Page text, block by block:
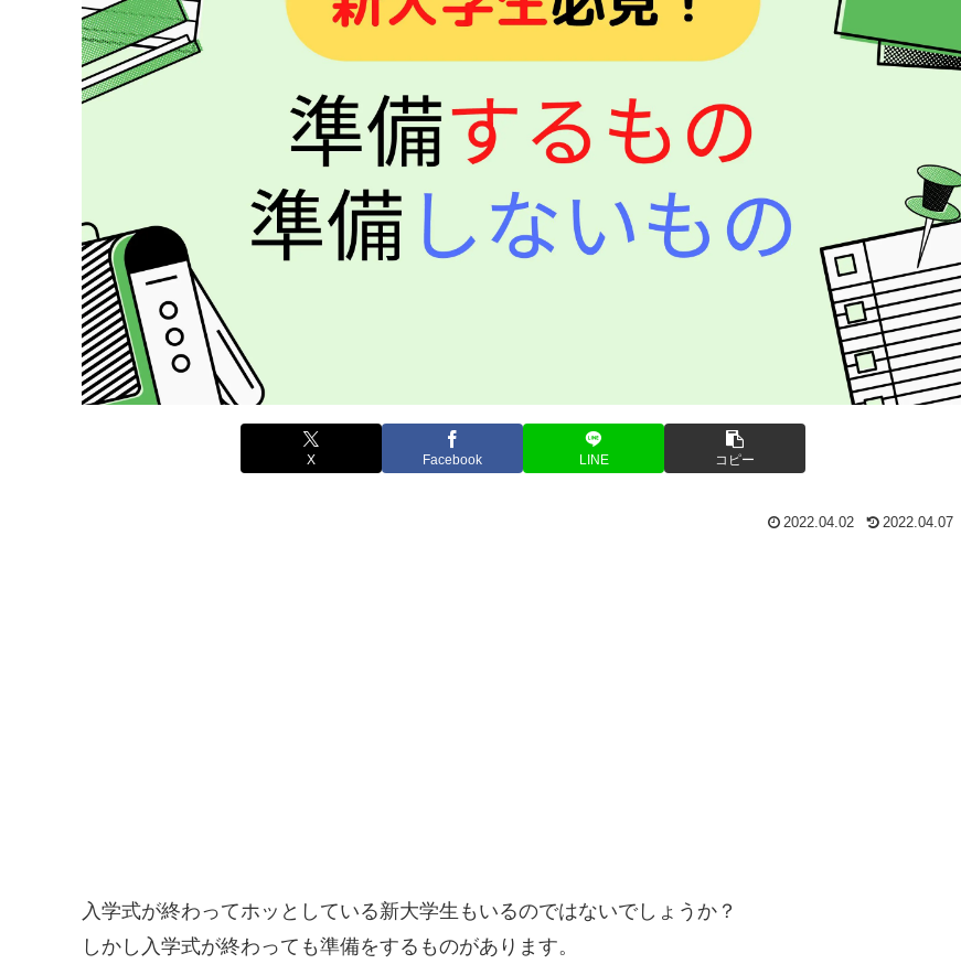
X Facebook LINE コピー
2022.04.02 2022.04.07
入学式が終わってホッとしている新大学生もいるのではないでしょうか？
しかし入学式が終わっても準備をするものがあります。